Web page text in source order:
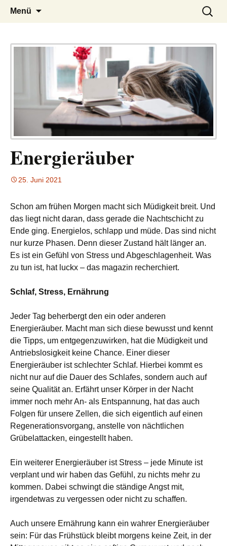
LUCKX
– das Magazin
Menü
Suchen
nach:
Energieräuber
25. Juni 2021
Schon am frühen Morgen macht sich Müdigkeit breit. Und
das liegt nicht daran, dass gerade die Nachtschicht zu
Ende ging. Energielos, schlapp und müde. Das sind nicht
nur kurze Phasen. Denn dieser Zustand hält länger an.
Es ist ein Gefühl von Stress und Abgeschlagenheit. Was
zu tun ist, hat luckx – das magazin recherchiert.
Schlaf, Stress, Ernährung
Jeder Tag beherbergt den ein oder anderen
Energieräuber. Macht man sich diese bewusst und kennt
die Tipps, um entgegenzuwirken, hat die Müdigkeit und
Antriebslosigkeit keine Chance. Einer dieser
Energieräuber ist schlechter Schlaf. Hierbei kommt es
nicht nur auf die Dauer des Schlafes, sondern auch auf
seine Qualität an. Erfährt unser Körper in der Nacht
immer noch mehr An- als Entspannung, hat das auch
Folgen für unsere Zellen, die sich eigentlich auf einen
Regenerationsvorgang, anstelle von nächtlichen
Grübelattacken, eingestellt haben.
Ein weiterer Energieräuber ist Stress – jede Minute ist
verplant und wir haben das Gefühl, zu nichts mehr zu
kommen. Dabei schwingt die ständige Angst mit,
irgendetwas zu vergessen oder nicht zu schaffen.
Auch unsere Ernährung kann ein wahrer Energieräuber
sein: Für das Frühstück bleibt morgens keine Zeit, in der